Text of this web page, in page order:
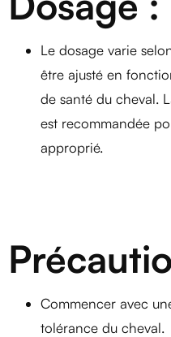
Le dosage varie
être ajusté en
de santé du cheval.
est recommandée
approprié.
Commencer avec
tolérance du cheval.